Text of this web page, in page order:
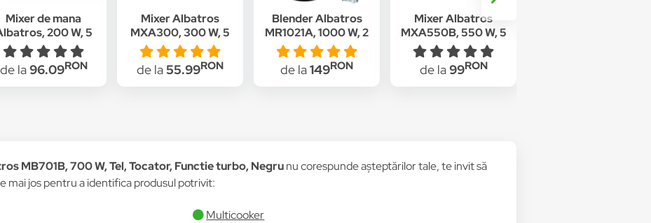
Mixer de mana
200 W, 5
trepte de viteza,
functie turbo, alb +
rosu
de la96.09RON
Mixer Albatros
MXA300, 300 W, 5
viteze + Turbo, Alb
de la55.99RON
Blender Albatros
MR1021A, 1000 W, 2
Viteze, Negru
de la149RON
Mixer Albatros
MXA550B, 550 W, 5
viteze, functie Turbo,
Negru
de la99RON
MB701B, 700 W, Tel, Tocator, Functie turbo, Negrunu corespunde așteptărilor tale, te invit să
mai jos pentru a identifica produsul potrivit:
Multicooker